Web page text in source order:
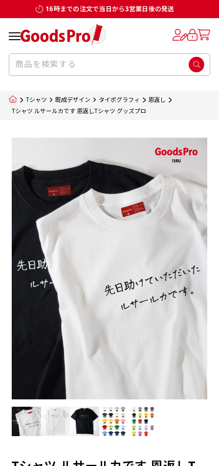
16時までの注文で当日から3営業日後の発送
Tシャツ 既成デザイン タイポグラフィ
恩返し
Tシャツ ルサールカです 恩返しTシャツ グッズプロ
個数 単価 金額
合計金額 ¥0 （税込）
カートに入れる
お客様からのデータ入稿でのぼり旗を製作
する場合
入稿いただくデータは基本的にイラストレー
のデータとさせていただいております。
で解像度200dp以上必要です）当社の取り扱
いの規格サイズにつきましてはデザインテン
プレートの用意がありますので、ご購入後マ
イページの「購入履歴」よりダウンロードし
てご利用くださいませ。
お客様自身でオリジナルのサイズで製作する
場合につきましてはご希望の仕上がりサイズ
に対して四辺（すべての辺をプラス10ｍｍ）
したサイズで製作ください。（重要な情報な
どについては仕上がりサイズから四辺内側に
20ｍｍ程度内側の範囲内でデザイン校正して
ください）
当社の既製デザインを利用してのぼり旗を
製作したい場合
のぼり旗の改造プランとなりますので改造の
程度によってデザイン加工費用が発生いたし
詳細はお問い合わせください。
リピート
つくった、◯◯のぼり」の様に曖昧でも構い
デザイン変更なしでのご注文となります。
ルで製品デザインをしたデザインそのものを
指します。当グッズプロで販売として取り扱っ
該当いたします。既製のデザインを応用して自
分だけののぼり旗をつくりたい！などのデザ
イン改造や既製デザインに自分たちの団体の
名前入れや会社のロゴなどを挿入するなどの
相談もお請けしております。
名入れについて
当社の既製のぼり旗に対してお客様の任意の
テキストや企業情報・お店情報などを埋め込
むことができます。ご購入時にご希望の店舗
名などをご記載ください。専任のデザイナー
がバッチリデザインします。書体などのご指
定がなければ、のぼりのイメージに最適のフ
ォントを使用します。基本的にのぼりの下部
にショップ名、社名、電話番号が入ります。
データをお送りいただけましたらロゴの印刷
も出来ます。
お客様が納得するまで何度でもデザインの修
正をしますので、初めての方でもお気軽にご
相談ください。
する場合があります。
のぼり旗のデザインをする際に、考えると良
のぼり旗のデザインとしては基本的に左側と
上側にポールを通すミミ（業界用語でチチと
ただ、お客様の飾り付けたい場所の風向きを
もしかしたら左側と上についているよりも右
側と上についていた方が良いと思うかもしれ
ません。
風向きを考えながらチチの向きを決めてから
デザインをするとどの方向でデザインをする
と良いかひらめくかもしれません。デザイン
の方向性につきましてはお客様の好みもあり
ますので、見られる方（お客様）ができる限
り反転したデザインをみるよりも正像でみら
れるデザインを提供したいかと思いますので
その辺を参考にするとよいかもしれません。
サイズ一覧
既製品のサイズについては以下のサイズ表の通
お客様オリジナルサイズで製作をしたい場合
につきましてはお気軽にご相談ください。
みする都合や・最終的なカットをする際の都合
など）のでサイズの指定につきましてはｍｍ単
位は不可となります。最終的なサイズも多少の
ズレ5ｍｍ程度は起きる可能性があります。
よく見かける一般的なのぼり旗のサイズです。
ほとんどのポールや注水台に使用できます。
サイズ一覧
既製品のサイズについては以下のサイズ表の通
お客様オリジナルサイズで製作をしたい場合
につきましてはお気軽にご相談ください。
みする都合や・最終的なカットをする際の都合
など）のでサイズの指定につきましてはｍｍ単
位は不可となります。最終的なサイズも多少の
ズレ5ｍｍ程度は起きる可能性があります。
よく見かける一般的なのぼり旗のサイズです。
ほとんどのポールや注水台に使用できます。
一般的にはチチの位置はのぼり旗に対して上
ポールに通す際には上辺２か所に対してチチ
が左右どちらでものぼり旗自体をポールにく
生地のふちを大きく棒袋状に縫いこみポール
を通す筒をつくります。ポール自体を包み込
むため、耐久性があがり、デザインがより目
立ちます。
カーブ形状の特殊なのぼり旗にも適合する加
工方法となります。
ハトメ加工
ハトメ（鳩目）とは、革や布などに開けた穴
を補強するために取り付けるリングです。壁
側にロープなどで固定して、突風で倒れること
も風向きによってずっと裏向きになってしまう
いこともありません。
のぼり旗のチチについて
一般的にはチチの位置はのぼり旗に対して上
ポールに通す際には上辺２か所に対してチチ
が左右どちらでものぼり旗自体をポールにく
生地のふちを大きく棒袋状に縫いこみポール
を通す筒をつくります。ポール自体を包み込
むため、耐久性があがり、デザインがより目
立ちます。
カーブ形状の特殊なのぼり旗にも適合する加
工方法となります。
ハトメ加工
ハトメ（鳩目）とは、革や布などに開けた穴
を補強するために取り付けるリングです。壁
側にロープなどで固定して、突風で倒れること
も風向きによってずっと裏向きになってしまう
いこともありません。
上チチ 上下チチ 左右チチ
補強縫製って何？
補強縫製とはヒートカッター（熱で焼き切る
をあげるために折り返し縫いをすることで風
の影響を受けやすい四辺の強度を増す加工で
各辺のおおむね3～5ｍｍ程度を折り返し、縫
い糸を走らせて補強します。加工をすることで
のぼり旗の１辺～４辺は折り返し加工されま
すのでその部分のホツレや裂けてしまうこと
を防止する効果があります。
棒袋縫いの場合、補強が無償で付いてきます。
チチのついてない長辺・
短辺を補強縫製します
三辺補強
［ +48円 ］
チチのついてない長辺・
生地の種類
ポンジ（一般）
一般的なのぼり旗の生地はポンジといわれる
厚みが約0.14ｍｍのとても薄い生地を使用し
ます。
のぼり旗製作で一番良く使用される生地で
す。生地の厚みが薄く、裏側にインクが浸透
しやすい生地です。
トロピカル（納期+1営業日）
［ +299円 ］
ワンランク厚手のトロピカル（生地の厚みが
スリット（切り込み）加工とは？
スリット（切り込み）を入れることで横幕が
疑似的にのれんのように見せるための加工手
法です。
1本（2分割）
［ +33円 ］
2本（3分割）
［ +66円 ］
［ +99円 ］
4本（5分割）
【注意点】
スリット（切り込み）は均等割りを意識して
カットラインを入れます。
デザインや絵柄をスリット加工時にカットす
る場合があります。